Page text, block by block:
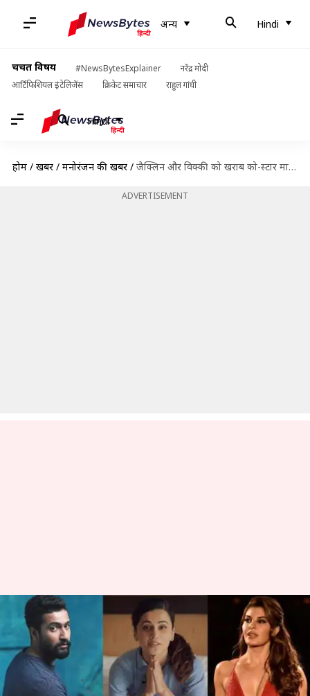
अन्य Hindi
चर्चित विषय #NewsBytesExplainer
नरेंद्र मोदी
आर्टिफिशियल इंटेलिजेंस
क्रिकेट समाचार राहुल गांधी
Hindi
होम / खबरें / मनोरंजन की खबरें / जैक्लिन और विक्की को खराब को-स्टार मानती हैं तापसी पन्नू, जानिए क्या है कारण
ADVERTISEMENT
जैक्लिन और विक्की को खराब को-
स्टार मानती हैं तापसी पन्नू, जानिए
क्या है कारण
स्वाति पाण्डेय Nov 21, 2019 07:14 pm